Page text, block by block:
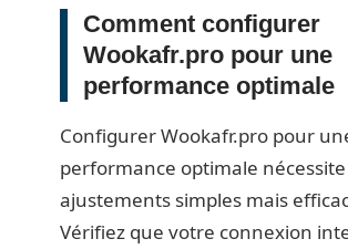
Comment configurer
Wookafr.pro pour une
performance optimale
Configurer Wookafr.pro pour
performance optimale
ajustements simples mais
Vérifiez que votre connexion